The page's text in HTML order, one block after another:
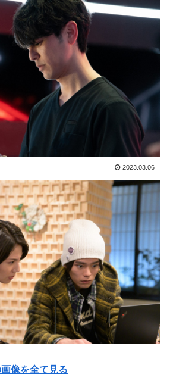
2023.03.06
像を全て見る